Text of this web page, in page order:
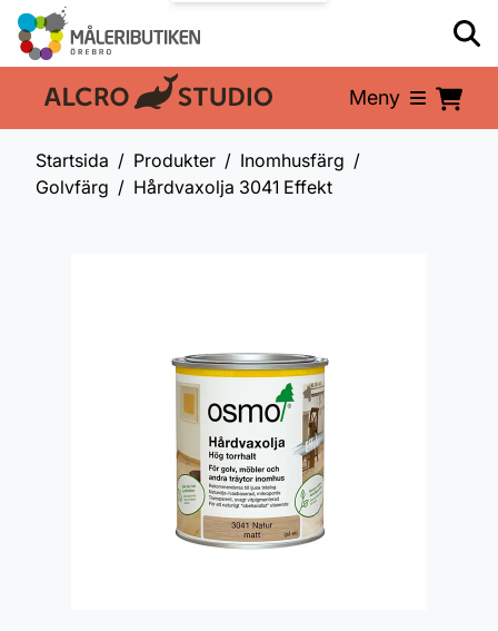
En del av: Meny
Startsida Produkter
Inomhusfärg
Golvfärg
Hårdvaxolja 3041 Effekt